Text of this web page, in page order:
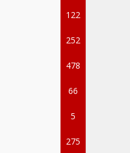
122
252
478
66
5
275